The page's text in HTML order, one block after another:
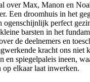
over Max, Manon en
Een droomhuis in het
ogenschijnlijk perfect
barsten in het
de deelnemers en
kracht ons niet
en spiegelpaleis ineen,
op elkaar laat inwerken.